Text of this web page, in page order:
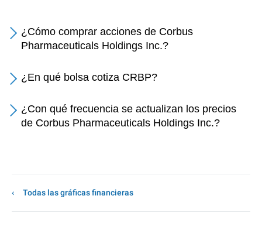
¿Cómo comprar acciones de Corbus
Pharmaceuticals Holdings Inc.?
¿En qué bolsa cotiza CRBP?
¿Con qué frecuencia se actualizan los precios
de Corbus Pharmaceuticals Holdings Inc.?
Todas las gráficas financieras